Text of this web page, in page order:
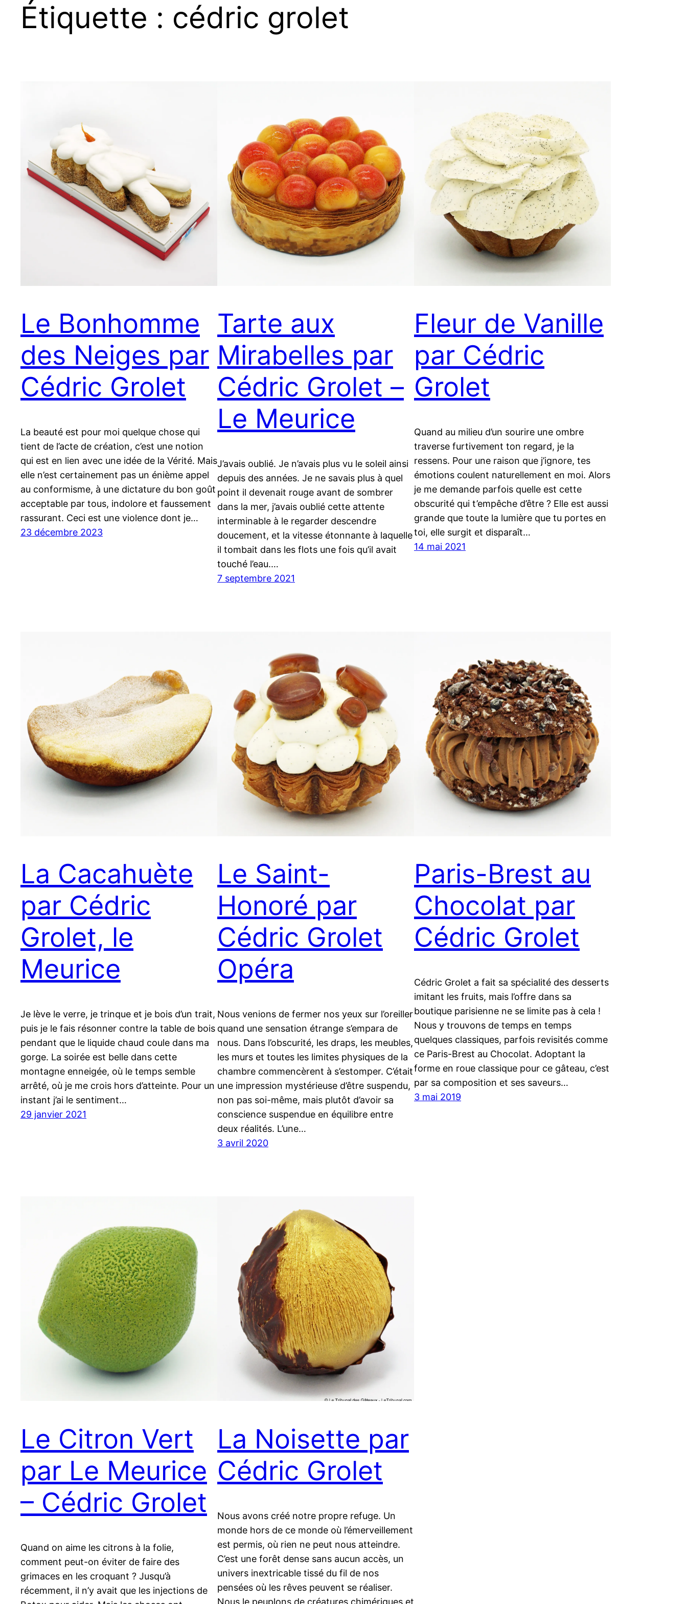
Étiquette : cédric grolet
Le Bonhomme
des Neiges par
Cédric Grolet
La beauté est pour moi quelque chose qui
tient de l’acte de création, c’est une notion
qui est en lien avec une idée de la Vérité. Mais
elle n’est certainement pas un énième appel
au conformisme, à une dictature du bon goût
acceptable par tous, indolore et faussement
rassurant. Ceci est une violence dont je…
23 décembre 2023
Tarte aux
Mirabelles par
Cédric Grolet –
Le Meurice
J’avais oublié. Je n’avais plus vu le soleil ainsi
depuis des années. Je ne savais plus à quel
point il devenait rouge avant de sombrer
dans la mer, j’avais oublié cette attente
interminable à le regarder descendre
doucement, et la vitesse étonnante à laquelle
il tombait dans les flots une fois qu’il avait
touché l’eau.…
7 septembre 2021
Fleur de Vanille
par Cédric
Grolet
Quand au milieu d’un sourire une ombre
traverse furtivement ton regard, je la
ressens. Pour une raison que j’ignore, tes
émotions coulent naturellement en moi. Alors
je me demande parfois quelle est cette
obscurité qui t’empêche d’être ? Elle est aussi
grande que toute la lumière que tu portes en
toi, elle surgit et disparaît…
14 mai 2021
La Cacahuète
par Cédric
Grolet, le
Meurice
Je lève le verre, je trinque et je bois d’un trait,
puis je le fais résonner contre la table de bois
pendant que le liquide chaud coule dans ma
gorge. La soirée est belle dans cette
montagne enneigée, où le temps semble
arrêté, où je me crois hors d’atteinte. Pour un
instant j’ai le sentiment…
29 janvier 2021
Le Saint-
Honoré par
Cédric Grolet
Opéra
Nous venions de fermer nos yeux sur l’oreiller
quand une sensation étrange s’empara de
nous. Dans l’obscurité, les draps, les meubles,
les murs et toutes les limites physiques de la
chambre commencèrent à s’estomper. C’était
une impression mystérieuse d’être suspendu,
non pas soi-même, mais plutôt d’avoir sa
conscience suspendue en équilibre entre
deux réalités. L’une…
3 avril 2020
Paris-Brest au
Chocolat par
Cédric Grolet
Cédric Grolet a fait sa spécialité des desserts
imitant les fruits, mais l’offre dans sa
boutique parisienne ne se limite pas à cela !
Nous y trouvons de temps en temps
quelques classiques, parfois revisités comme
ce Paris-Brest au Chocolat. Adoptant la
forme en roue classique pour ce gâteau, c’est
par sa composition et ses saveurs…
3 mai 2019
Le Citron Vert
par Le Meurice
– Cédric Grolet
Quand on aime les citrons à la folie,
comment peut-on éviter de faire des
grimaces en les croquant ? Jusqu’à
récemment, il n’y avait que les injections de
La Noisette par
Cédric Grolet
Nous avons créé notre propre refuge. Un
monde hors de ce monde où l’émerveillement
est permis, où rien ne peut nous atteindre.
C’est une forêt dense sans aucun accès, un
univers inextricable tissé du fil de nos
pensées où les rêves peuvent se réaliser.
Nous le peuplons de créatures chimériques et